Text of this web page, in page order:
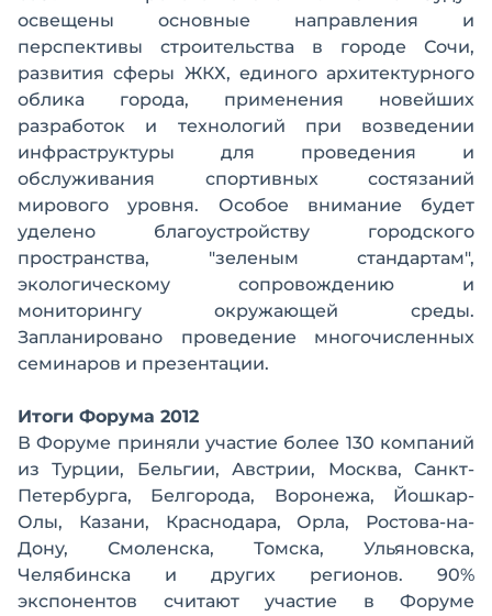
освещены основные направления и
перспективы строительства в городе Сочи,
развития сферы ЖКХ, единого архитектурного
облика города, применения новейших
разработок и технологий при возведении
инфраструктуры для проведения и
обслуживания спортивных состязаний
мирового уровня. Особое внимание будет
уделено благоустройству городского
пространства, "зеленым стандартам",
экологическому сопровождению и
мониторингу окружающей среды.
Запланировано проведение многочисленных
семинаров и презентации.
Итоги Форума 2012
В Форуме приняли участие более 130 компаний
из Турции, Бельгии, Австрии, Москва, Санкт-
Петербурга, Белгорода, Воронежа, Йошкар-
Олы, Казани, Краснодара, Орла, Ростова-на-
Дону, Смоленска, Томска, Ульяновска,
Челябинска и других регионов. 90%
экспонентов считают участие в Форуме